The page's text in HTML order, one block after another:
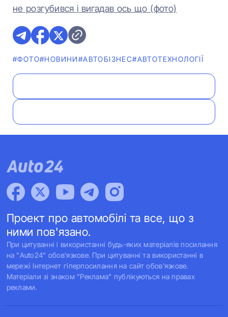
не розгубився і вигадав ось що (фото)
#ФОТО#НОВИНИ#АВТОБІЗНЕС#АВТОТЕХНОЛОГІЇ
Проект про автомобілі та все, що з
ними пов'язано.
При цитуванні і використанні будь-яких матеріалів посилання
на "Auto24" обов'язкове. При цитуванні та використанні в
мережі Інтернет гіперпосилання на сайт обов'язкове.
Матеріали зі знаком "Реклама" публікуються на правах
реклами.